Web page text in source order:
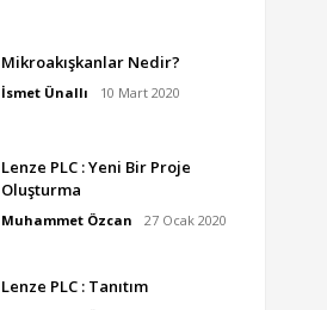
Mikroakışkanlar Nedir?
İsmet Ünallı 10 Mart 2020
Lenze PLC : Yeni Bir Proje
Oluşturma
Muhammet Özcan 27 Ocak 2020
Lenze PLC : Tanıtım